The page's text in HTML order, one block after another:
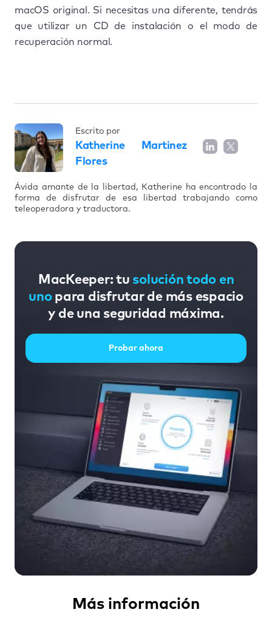
macOS original. Si necesitas una diferente, tendrás
que utilizar un CD de instalación o el modo de
recuperación normal.
Escrito por
Katherine Martinez
Flores
Ávida amante de la libertad, Katherine ha encontrado la
forma de disfrutar de esa libertad trabajando como
teleoperadora y traductora.
MacKeeper: tu solución todo en
unopara disfrutar de más espacio
y de una seguridad máxima.
Probar ahora
Más información